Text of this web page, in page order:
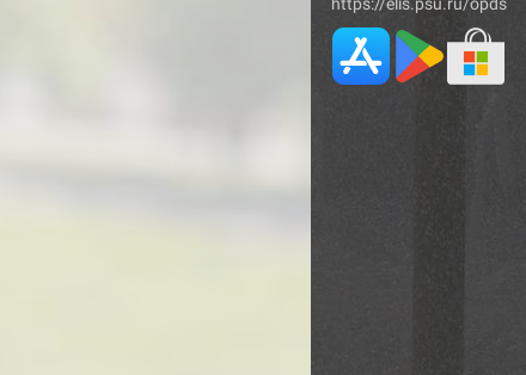
https://elis.psu.ru/opds